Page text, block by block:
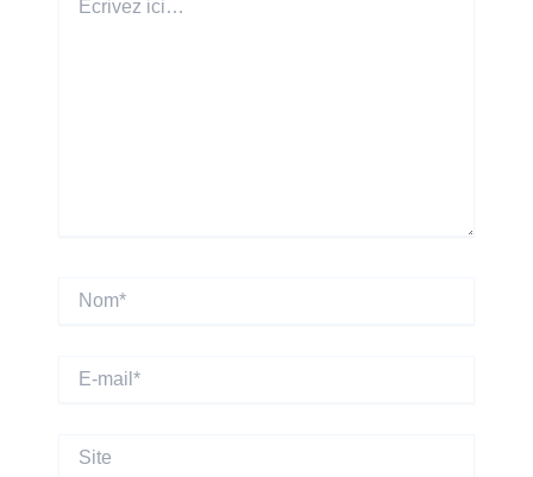
ici…
Nom*
mail*
Site